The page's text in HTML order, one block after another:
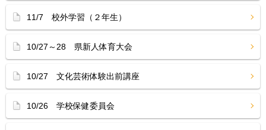
11/7 校外学習（２年生）
10/27～28 県新人体育大会
10/27 文化芸術体験出前講座
10/26 学校保健委員会